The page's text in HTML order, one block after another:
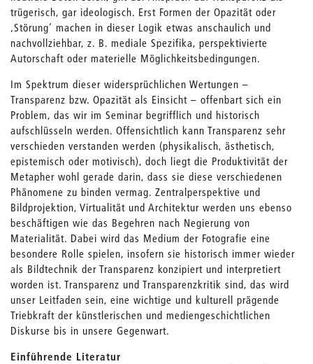
trügerisch, gar ideologisch. Erst Formen der Opazität oder
‚Störung‘ machen in dieser Logik etwas anschaulich und
nachvollziehbar, z. B. mediale Spezifika, perspektivierte
Autorschaft oder materielle Möglichkeitsbedingungen.
Im Spektrum dieser widersprüchlichen Wertungen –
Transparenz bzw. Opazität als Einsicht – offenbart sich ein
Problem, das wir im Seminar begrifflich und historisch
aufschlüsseln werden. Offensichtlich kann Transparenz sehr
verschieden verstanden werden (physikalisch, ästhetisch,
epistemisch oder motivisch), doch liegt die Produktivität der
Metapher wohl gerade darin, dass sie diese verschiedenen
Phänomene zu binden vermag. Zentralperspektive und
Bildprojektion, Virtualität und Architektur werden uns ebenso
beschäftigen wie das Begehren nach Negierung von
Materialität. Dabei wird das Medium der Fotografie eine
besondere Rolle spielen, insofern sie historisch immer wieder
als Bildtechnik der Transparenz konzipiert und interpretiert
worden ist. Transparenz und Transparenzkritik sind, das wird
unser Leitfaden sein, eine wichtige und kulturell prägende
Triebkraft der künstlerischen und mediengeschichtlichen
Diskurse bis in unsere Gegenwart.
Einführende Literatur